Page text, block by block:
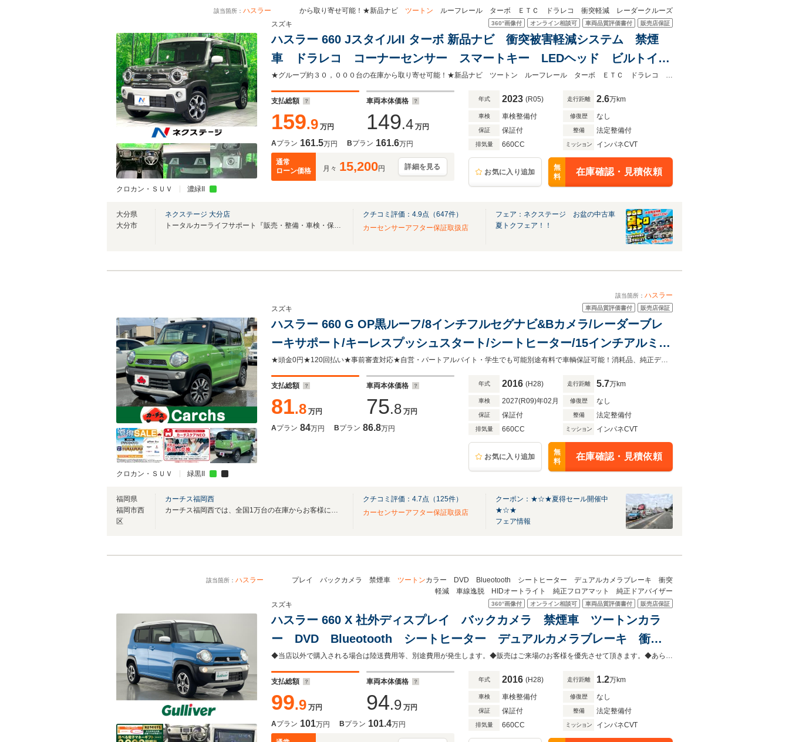
該当箇所： ハスラー から取り寄せ可能！★新品ナビ ツートン ルーフレール ターボ ＥＴＣ ドラレコ 衝突軽減 レーダークルーズ
クロカン・ＳＵＶ 濃緑II
360°画像付 オンライン相談可 車両品質評価書付 販売店保証
スズキ
ハスラー 660 JスタイルII ターボ 新品ナビ 衝突被害軽減システム 禁煙
車 ドラレコ コーナーセンサー スマートキー LEDヘッド ビルトイン
ETC 純正15インチアルミ 車線逸脱警報 オートライト オートエアコ
ン LEDフォグ
★グループ約３０，０００台の在庫から取り寄せ可能！★新品ナビ ツートン ルーフレール ターボ ＥＴＣ ドラレコ 衝突軽減 レーダークルーズ
支払総額
159.9 万円
車両本体価格
149.4 万円
Aプラン 161.5万円 Bプラン 161.6万円
通常
ローン価格
月々 15,200円 詳細を見る
年式 2023 (R05) 走行距離 2.6万km
車検 車検整備付 修復歴 なし
保証 保証付 整備 法定整備付
排気量 660CC ミッション インパネCVT
お気に入り追加
無
料
在庫確認・見積依頼
大分県
大分市
ネクステージ 大分店
トータルカーライフサポート『販売・整備・車検・保険』を実現♪
クチコミ評価： 4.9点（647件）
カーセンサーアフター保証取扱店
フェア：ネクステージ お盆の中古車
夏トクフェア！！
該当箇所： ハスラー
クロカン・ＳＵＶ 緑黒II
車両品質評価書付 販売店保証
スズキ
ハスラー 660 G OP黒ルーフ/8インチフルセグナビ&Bカメラ/レーダーブレ
ーキサポート/キーレスプッシュスタート/シートヒーター/15インチアルミホ
イール
★頭金0円★120回払い★事前審査対応★自営・パートアルバイト・学生でも可能別途有料で車輌保証可能！消耗品、純正ディーラーOPも対応★詳しくはスタッフまでお問い合わせください！！
支払総額
81.8 万円
車両本体価格
75.8 万円
Aプラン 84万円 Bプラン 86.8万円
年式 2016 (H28) 走行距離 5.7万km
車検 2027(R09)年02月 修復歴 なし
保証 保証付 整備 法定整備付
排気量 660CC ミッション インパネCVT
お気に入り追加
無
料
在庫確認・見積依頼
福岡県
福岡市西
区
カーチス福岡西
カーチス福岡西では、全国1万台の在庫からお客様にピッタリのお車をお探し致します！
クチコミ評価： 4.7点（ 125件）
カーセンサーアフター保証取扱店
クーポン：★☆★夏得セール開催中
★☆★
フェア情報
該当箇所： ハスラー プレイ バックカメラ 禁煙車 ツートンカラー DVD Blueotooth シートヒーター デュアルカメラブレーキ 衝突
軽減 車線逸脱 HIDオートライト 純正フロアマット 純正ドアバイザー
360°画像付 オンライン相談可 車両品質評価書付 販売店保証
スズキ
ハスラー 660 X 社外ディスプレイ バックカメラ 禁煙車 ツートンカラ
ー DVD Blueotooth シートヒーター デュアルカメラブレーキ 衝突
軽減 車線逸脱 HIDオートライト 純正フロアマット 純正ドアバイザー◆当店以外で購入される場合は陸送費用等、別途費用が発生します。◆販売はご来場のお客様を優先させて頂きます。◆あらかじめご確認下さい※販売は一般のお客様に限ります。
支払総額
99.9 万円
車両本体価格
94.9 万円
Aプラン 101万円 Bプラン 101.4万円
年式 2016 (H28) 走行距離 1.2万km
車検 車検整備付 修復歴 なし
保証 保証付 整備 法定整備付
排気量 660CC ミッション インパネCVT